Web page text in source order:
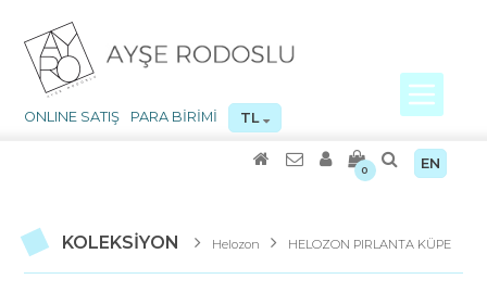
TL
PARA BİRİMİ
ONLINE SATIŞ
EN
0
KOLEKSİYON Helozon HELOZON PIRLANTA KÜPE